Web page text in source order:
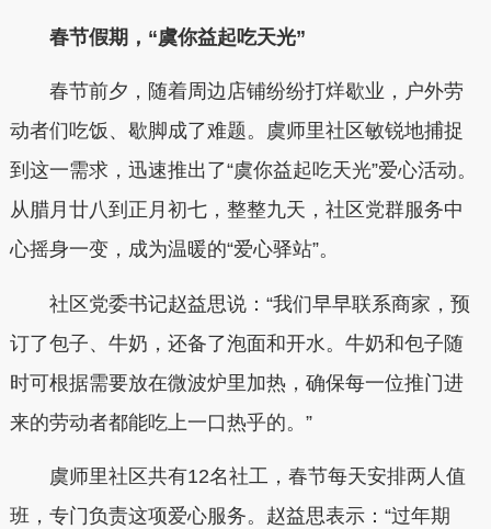
春节假期，“虞你益起吃天光”
春节前夕，随着周边店铺纷纷打烊歇业，户外劳
动者们吃饭、歇脚成了难题。虞师里社区敏锐地捕捉
到这一需求，迅速推出了“虞你益起吃天光”爱心活动。
从腊月廿八到正月初七，整整九天，社区党群服务中
心摇身一变，成为温暖的“爱心驿站”。
社区党委书记赵益思说：“我们早早联系商家，预
订了包子、牛奶，还备了泡面和开水。牛奶和包子随
时可根据需要放在微波炉里加热，确保每一位推门进
来的劳动者都能吃上一口热乎的。”
虞师里社区共有12名社工，春节每天安排两人值
班，专门负责这项爱心服务。赵益思表示：“过年期